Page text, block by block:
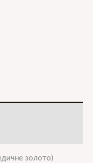
золото)